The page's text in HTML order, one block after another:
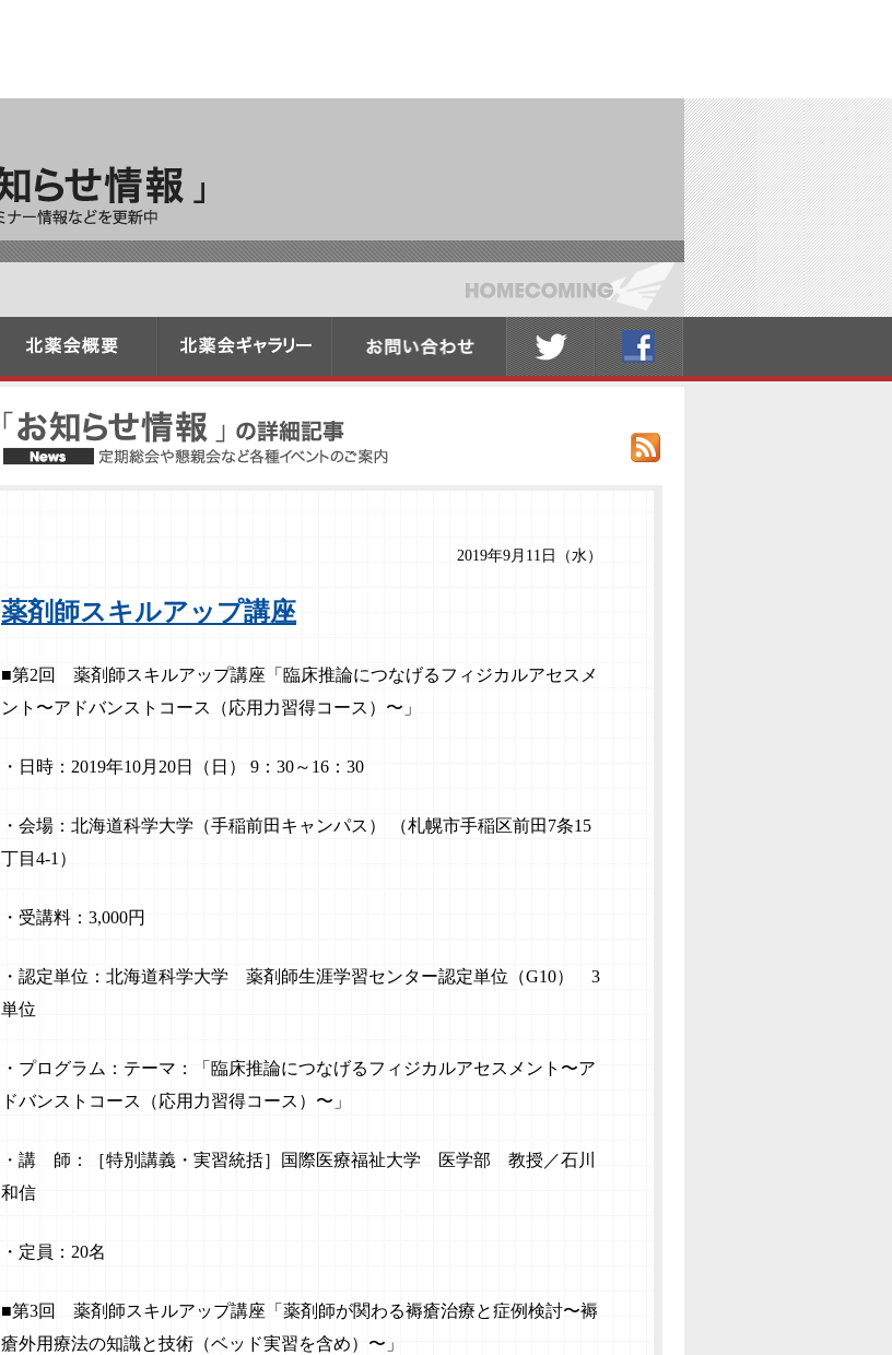
2019年9月11日（水）
薬剤師スキルアップ講座
■第2回 薬剤師スキルアップ講座「 臨床推論につなげるフィジカルアセスメ
ント〜アドバンストコース（応用力習得コース）〜」
・日時：2019年10月20日（日） 9：30～16：30
・会場：北海道科学大学（手稲前田キャンパス） （札幌市手稲区前田7条15
丁目4-1）
・受講料：3,000円
・認定単位：北海道科学大学 薬剤師生涯学習センター認定単位（G10） 3
単位
・プログラム：テーマ：「臨床推論につなげるフィジカルアセスメ ント〜ア
ドバンストコース（応用力習得コース）〜」
・ 講 師：［特別講義・実習統括］国際医療福祉大学 医学部 教授／石川
和信
・定員：20名
■第3回 薬剤師スキルアップ講座「薬剤師が関わる褥瘡治療と症例検討〜褥
瘡外用療法の知識と技術（ベッド実習を含め）〜」